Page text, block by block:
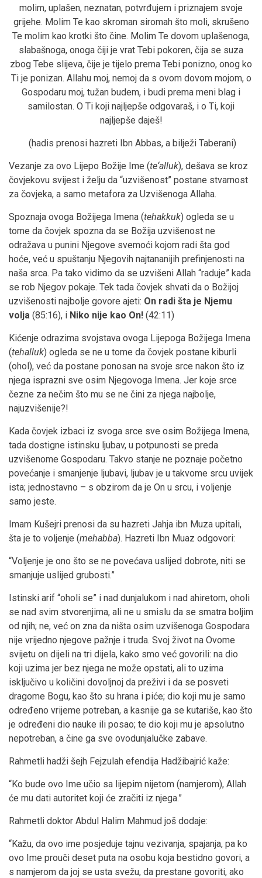
molim, uplašen, neznatan, potvrđujem i priznajem svoje
grijehe. Molim Te kao skroman siromah što moli, skrušeno
Te molim kao krotki što čine. Molim Te dovom uplašenoga,
slabašnoga, onoga čiji je vrat Tebi pokoren, čija se suza
zbog Tebe slijeva, čije je tijelo prema Tebi ponizno, onog ko
Ti je ponizan. Allahu moj, nemoj da s ovom dovom mojom, o
Gospodaru moj, tužan budem, i budi prema meni blag i
samilostan. O Ti koji najljepše odgovaraš, i o Ti, koji
najljepše daješ!
(hadis prenosi hazreti Ibn Abbas, a bilježi Taberani)
Vezanje za ovo Lijepo Božije Ime (te‘alluk), dešava se kroz
čovjekovu svijest i želju da “uzvišenost” postane stvarnost
za čovjeka, a samo metafora za Uzvišenoga Allaha.
Spoznaja ovoga Božijega Imena (tehakkuk) ogleda se u
tome da čovjek spozna da se Božija uzvišenost ne
odražava u punini Njegove svemoći kojom radi šta god
hoće, već u spuštanju Njegovih najtananijih prefinjenosti na
naša srca. Pa tako vidimo da se uzvišeni Allah “raduje” kada
se rob Njegov pokaje. Tek tada čovjek shvati da o Božijoj
uzvišenosti najbolje govore ajeti: On radi šta je Njemu
volja (85:16), i Niko nije kao On! (42:11)
Kićenje odrazima svojstava ovoga Lijepoga Božijega Imena
(tehalluk) ogleda se ne u tome da čovjek postane kiburli
(ohol), već da postane ponosan na svoje srce nakon što iz
njega isprazni sve osim Njegovoga Imena. Jer koje srce
čezne za nečim što mu se ne čini za njega najbolje,
najuzvišenije?!
Kada čovjek izbaci iz svoga srce sve osim Božijega Imena,
tada dostigne istinsku ljubav, u potpunosti se preda
uzvišenome Gospodaru. Takvo stanje ne poznaje početno
povećanje i smanjenje ljubavi, ljubav je u takvome srcu uvijek
ista; jednostavno – s obzirom da je On u srcu, i voljenje
samo jeste.
Imam Kušejri prenosi da su hazreti Jahja ibn Muza upitali,
šta je to voljenje (mehabba). Hazreti Ibn Muaz odgovori:
“Voljenje je ono što se ne povećava uslijed dobrote, niti se
smanjuje uslijed grubosti.”
Istinski arif “oholi se” i nad dunjalukom i nad ahiretom, oholi
se nad svim stvorenjima, ali ne u smislu da se smatra boljim
od njih; ne, već on zna da ništa osim uzvišenoga Gospodara
nije vrijedno njegove pažnje i truda. Svoj život na Ovome
svijetu on dijeli na tri dijela, kako smo već govorili: na dio
koji uzima jer bez njega ne može opstati, ali to uzima
isključivo u količini dovoljnoj da preživi i da se posveti
dragome Bogu, kao što su hrana i piće; dio koji mu je samo
određeno vrijeme potreban, a kasnije ga se kutariše, kao što
je određeni dio nauke ili posao; te dio koji mu je apsolutno
nepotreban, a čine ga sve ovodunjalučke zabave.
Rahmetli hadži šejh Fejzulah efendija Hadžibajrić kaže:
“Ko bude ovo Ime učio sa lijepim nijetom (namjerom), Allah
će mu dati autoritet koji će zračiti iz njega.”
Rahmetli doktor Abdul Halim Mahmud još dodaje:
“Kažu, da ovo ime posjeduje tajnu vezivanja, spajanja, pa ko
ovo Ime prouči deset puta na osobu koja bestidno govori, a
s namjerom da joj se usta svežu, da prestane govoriti, ako